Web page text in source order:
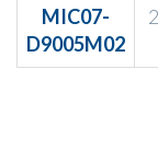
MIC07-
D9005M02